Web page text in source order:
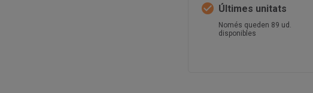
check_circle Últimes unitats
Només queden 89 ud.
disponibles